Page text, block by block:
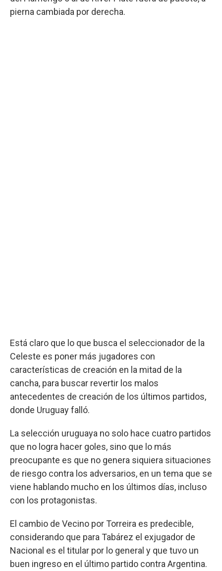
pierna cambiada por derecha.
Está claro que lo que busca el seleccionador de la
Celeste es poner más jugadores con
características de creación en la mitad de la
cancha, para buscar revertir los malos
antecedentes de creación de los últimos partidos,
donde Uruguay falló.
La selección uruguaya no solo hace cuatro partidos
que no logra hacer goles, sino que lo más
preocupante es que no genera siquiera situaciones
de riesgo contra los adversarios, en un tema que se
viene hablando mucho en los últimos días, incluso
con los protagonistas.
El cambio de Vecino por Torreira es predecible,
considerando que para Tabárez el exjugador de
Nacional es el titular por lo general y que tuvo un
buen ingreso en el último partido contra Argentina.